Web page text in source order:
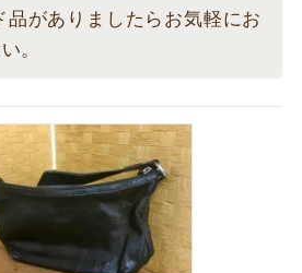
品がありましたらお気軽にお
。